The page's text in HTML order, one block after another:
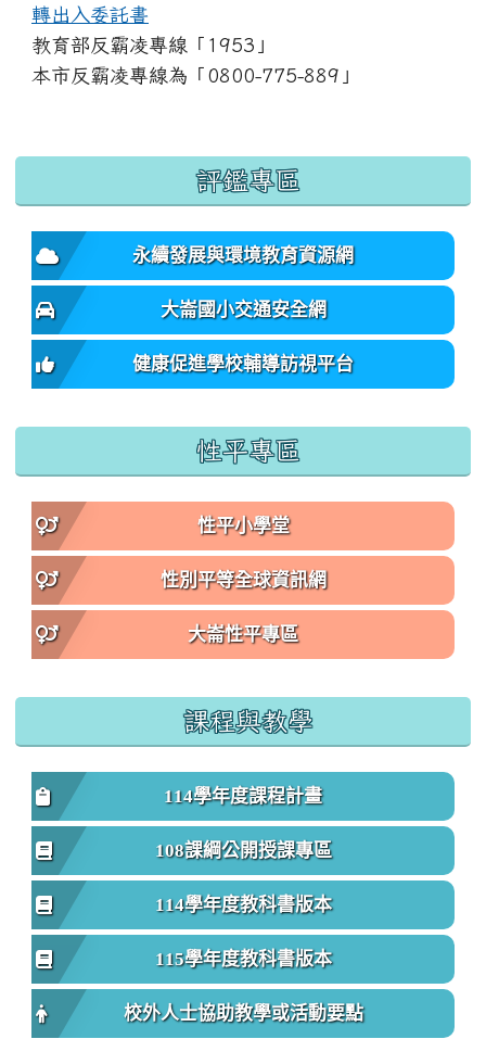
轉出入委託書
教育部反霸凌專線「1953」
本市反霸凌專線為「0800-775-889」
:::
評鑑專區
永續發展與環境教育資源網
大崙國小交通安全網
健康促進學校輔導訪視平台
性平專區
性平小學堂
性別平等全球資訊網
大崙性平專區
課程與教學
114學年度課程計畫
108課綱公開授課專區
114學年度教科書版本
115學年度教科書版本
校外人士協助教學或活動要點